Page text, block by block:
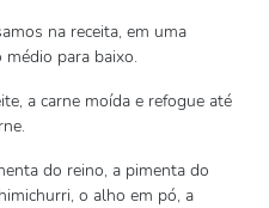
na receita, em uma
para baixo.
a carne moída e refogue até
do reino, a pimenta do
o alho em pó, a